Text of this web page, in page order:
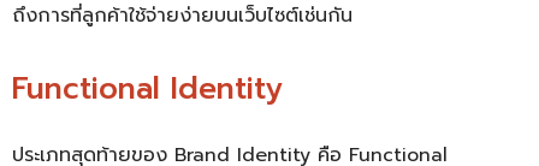
ถึงการที่ลูกค้าใช้จ่ายง่ายบนเว็บไซต์เช่นกัน
Functional Identity
ประเภทสุดท้ายของ Brand Identity คือ Functional